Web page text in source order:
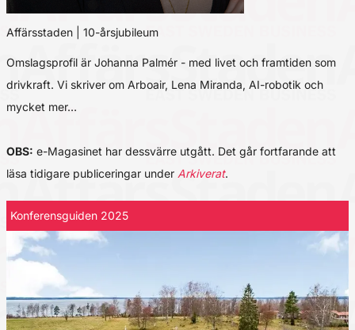
Affärsstaden | 10-årsjubileum
Omslagsprofil är Johanna Palmér - med livet och framtiden som
drivkraft. Vi skriver om Arboair, Lena Miranda, AI-robotik och
mycket mer…
OBS: e-Magasinet har dessvärre utgått. Det går fortfarande att
läsa tidigare publiceringar under Arkiverat.
Konferensguiden 2025